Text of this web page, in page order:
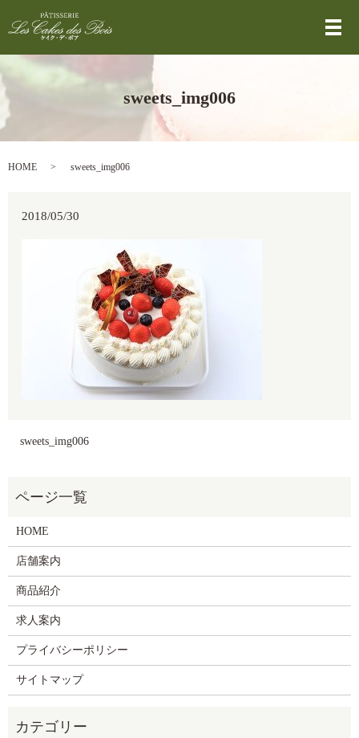
メ
sweets_img006
HOME sweets_img006
2018/05/30
sweets_img006
HOME
店舗案内
商品紹介
求人案内
プライバシーポリシー
サイトマップ